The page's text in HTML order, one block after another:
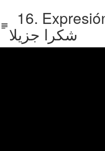
16.
شكرا جزيلا